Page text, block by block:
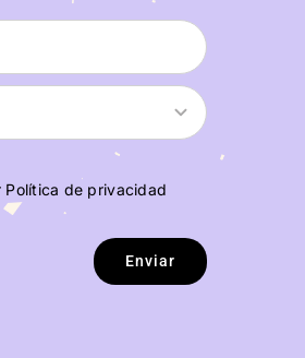
Política de privacidad
Enviar